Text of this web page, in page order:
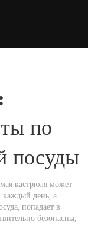
по
посуды
кастрюля может
каждый день, а
попадает в
безопасны,